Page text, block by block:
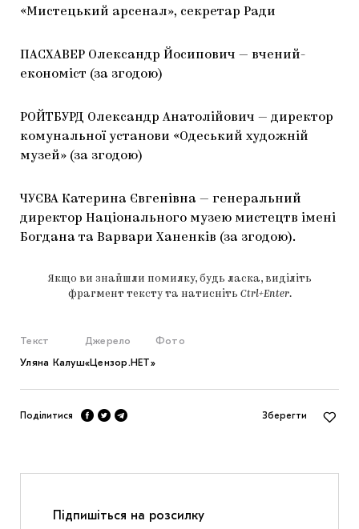
«Мистецький арсенал», секретар Ради
ПАСХАВЕР Олександр Йосипович — вчений-
економіст (за згодою)
РОЙТБУРД Олександр Анатолійович — директор
комунальної установи «Одеський художній
музей» (за згодою)
ЧУЄВА Катерина Євгенівна — генеральний
директор Національного музею мистецтв імені
Богдана та Варвари Ханенків (за згодою).
Якщо ви знайшли помилку, будь ласка, виділіть
фрагмент тексту та натисніть Ctrl+Enter.
Текст
Уляна Калуш
Джерело
«Цензор.НЕТ»
Фото
Поділитися Зберегти
Підпишіться на розсилку